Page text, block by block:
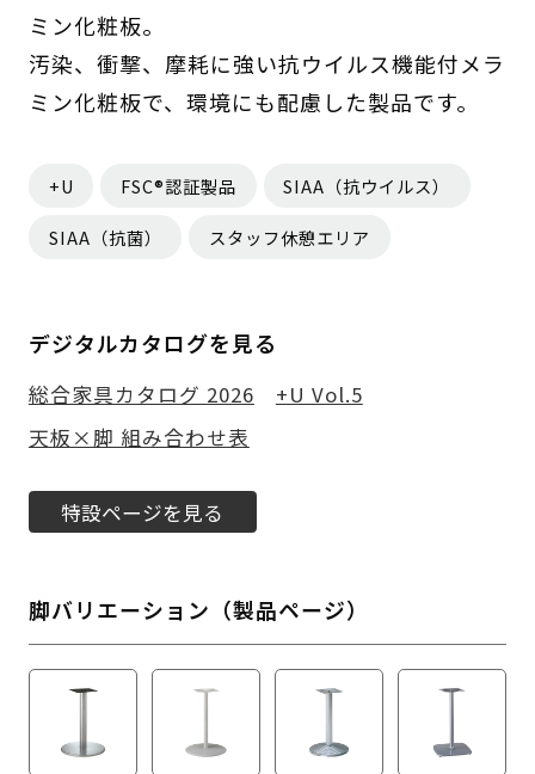
ミン化粧板。
汚染、衝撃、摩耗に強い抗ウイルス機能付メラ
ミン化粧板で、環境にも配慮した製品です。
+U FSC®認証製品 SIAA（抗ウイルス）
SIAA（抗菌） スタッフ休憩エリア
デジタルカタログを見る
総合家具カタログ 2026
+U Vol.5
天板×脚 組み合わせ表
特設ページを見る
脚バリエーション（製品ページ）